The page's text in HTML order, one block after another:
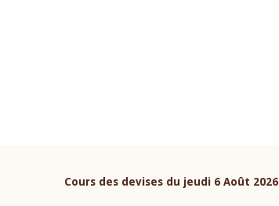
Cours des devises du jeudi 6 Août 2026